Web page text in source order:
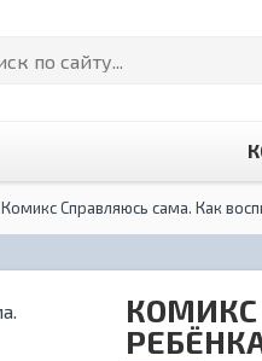
Комикс Справляюсь сама. Как
КОМИКС